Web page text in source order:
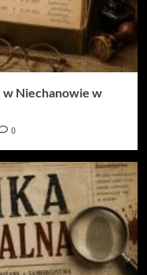
w Niechanowie w
0